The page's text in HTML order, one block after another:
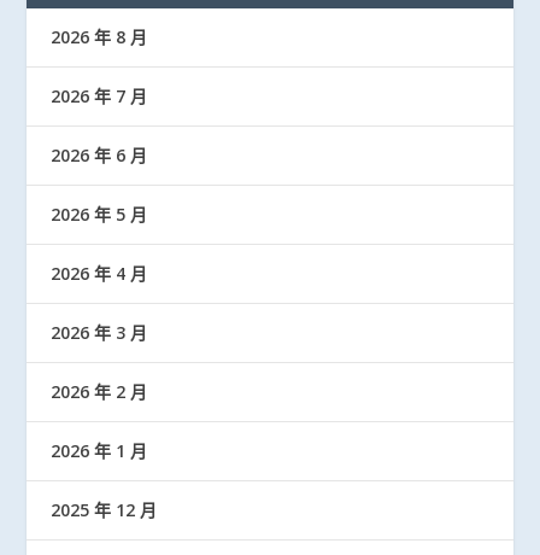
2026 年 8 月
2026 年 7 月
2026 年 6 月
2026 年 5 月
2026 年 4 月
2026 年 3 月
2026 年 2 月
2026 年 1 月
2025 年 12 月